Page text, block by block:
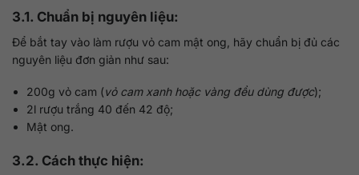
3.1. Chuẩn bị nguyên liệu:
Để bắt tay vào làm rượu vỏ cam mật ong, hãy chuẩn bị đủ các
nguyên liệu đơn giản như sau:
200g vỏ cam (vỏ cam xanh hoặc vàng đều dùng được);
2l rượu trắng 40 đến 42 độ;
Mật ong.
3.2. Cách thực hiện: